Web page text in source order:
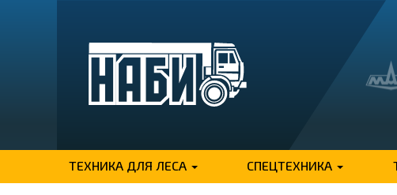
ТЕХНИКА ДЛЯ ЛЕСА СПЕЦТЕХНИКА